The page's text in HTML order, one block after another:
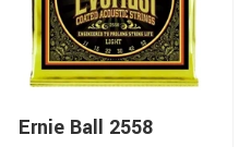
Ernie Ball 2558